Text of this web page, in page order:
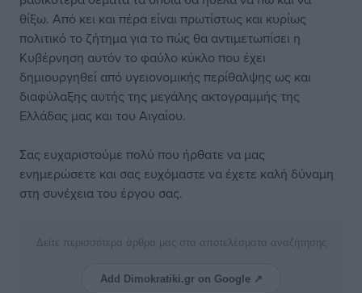
θίξω. Από κει και πέρα είναι πρωτίστως και κυρίως
πολιτικό το ζήτημα για το πώς θα αντιμετωπίσει η
Κυβέρνηση αυτόν το φαύλο κύκλο που έχει
δημιουργηθεί από υγειονομικής περίθαλψης ως και
διαφύλαξης αυτής της μεγάλης ακτογραμμής της
Ελλάδας μας και του Αιγαίου.
Σας ευχαριστούμε πολύ που ήρθατε να μας
ενημερώσετε και σας ευχόμαστε να έχετε καλή δύναμη
στη συνέχεια του έργου σας.
Δείτε περισσότερα άρθρα μας στα αποτελέσματα αναζήτησης
Add Dimokratiki.gr on Google ↗